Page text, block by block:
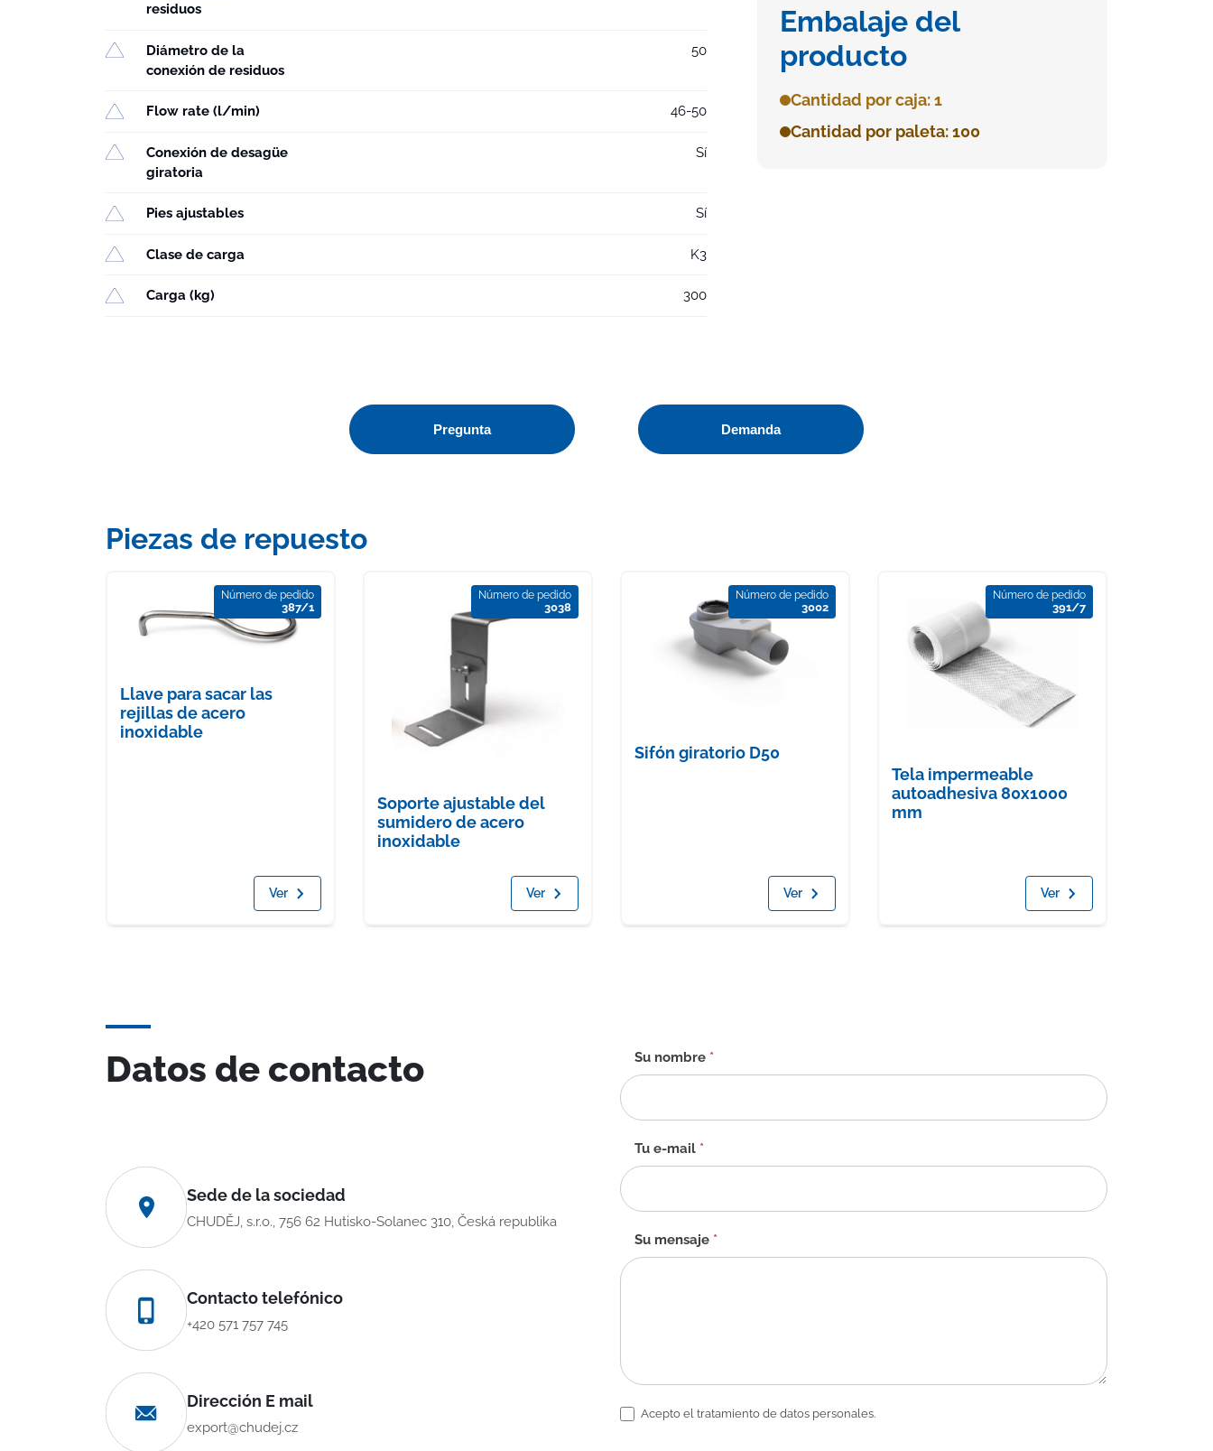
residuos
Diámetro de la
conexión de residuos
50
Flow rate (l/min) 46-50
Conexión de desagüe
giratoria
Sí
Pies ajustables Sí
Clase de carga K3
Carga (kg) 300
Embalaje del
producto
Cantidad por caja: 1
Cantidad por paleta: 100
Pregunta Demanda
Piezas de repuesto
Número de pedido
387/1
Llave para sacar las
rejillas de acero
inoxidable
Ver
Número de pedido
3038
Soporte ajustable del
sumidero de acero
inoxidable
Ver
Número de pedido
3002
Sifón giratorio D50
Ver
Número de pedido
391/7
Tela impermeable
autoadhesiva 80x1000
mm
Ver
Datos de contacto
Sede de la sociedad
CHUDĚJ, s.r.o., 756 62 Hutisko-Solanec 310, Česká republika
Contacto telefónico
+420 571 757 745
Dirección E mail
export@chudej.cz
Formulario
de
contacto
-
Su nombre *
Tu e-mail *
Su mensaje *
Acepto el tratamiento de datos personales.